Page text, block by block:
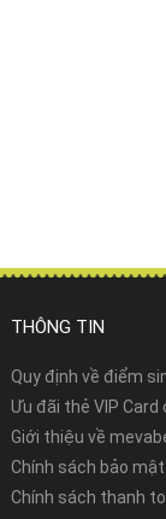
THÔNG TIN
Quy định về điểm
Ưu đãi thẻ VIP Card
Giới thiệu về
Chính sách bảo
Chính sách thanh